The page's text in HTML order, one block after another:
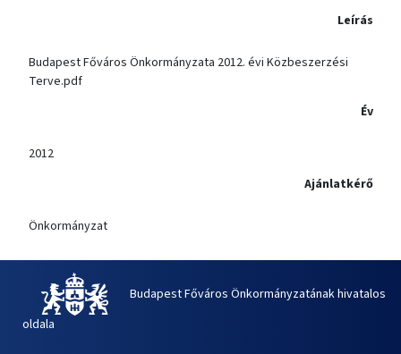
Leírás
Budapest Főváros Önkormányzata 2012. évi Közbeszerzési
Terve.pdf
Év
2012
Ajánlatkérő
Önkormányzat
Budapest Főváros Önkormányzatának hivatalos
oldala